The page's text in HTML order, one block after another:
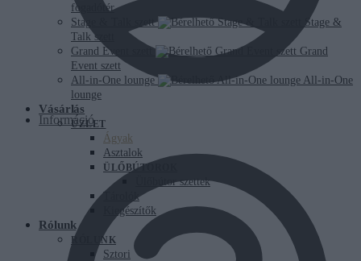
Információ
fogadótér
Stage & Talk szett
Stage &
Talk szett
Grand Event szett
Grand
Event szett
All-in-One lounge
All-in-One
lounge
Vásárlás
ÜZLET
Ágyak
Asztalok
ÜLŐBÚTOROK
Ülőbútor szettek
Tárolók
Kiegészítők
Rólunk
RÓLUNK
Sztori